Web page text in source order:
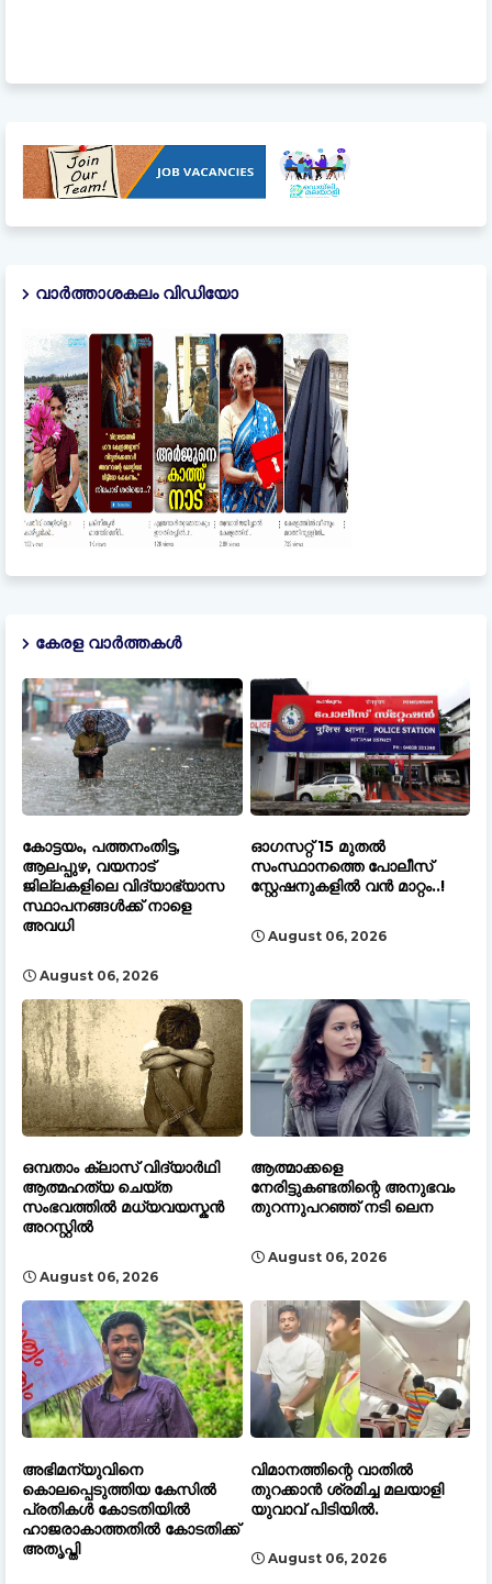
വാർത്താശകലം വിഡിയോ
കേരള വാർത്തകൾ
കോട്ടയം, പത്തനംതിട്ട,
ആലപ്പുഴ, വയനാട്
ജില്ലകളിലെ വിദ്യാഭ്യാസ
സ്ഥാപനങ്ങൾക്ക് നാളെ
അവധി
August 06, 2026
ഓഗസറ്റ് 15 മുതല്‍
സംസ്ഥാനത്തെ പോലീസ്
സ്റ്റേഷനുകളിൽ വൻ മാറ്റം..!
August 06, 2026
ഒമ്പതാം ക്ലാസ് വിദ്യാർഥി
ആത്മഹത്യ ചെയ്ത
സംഭവത്തിൽ മധ്യവയസ്കൻ
അറസ്റ്റിൽ
August 06, 2026
ആത്മാക്കളെ
നേരിട്ടുകണ്ടതിന്റെ അനുഭവം
തുറന്നുപറഞ്ഞ് നടി ലെന
August 06, 2026
അഭിമന്യുവിനെ
കൊലപ്പെടുത്തിയ കേസിൽ
പ്രതികൾ കോടതിയിൽ
ഹാജരാകാത്തതിൽ കോടതിക്ക്
അതൃപ്തി
വിമാനത്തിന്റെ വാതിൽ
തുറക്കാൻ ശ്രമിച്ച മലയാളി
യുവാവ് പിടിയിൽ.
August 06, 2026